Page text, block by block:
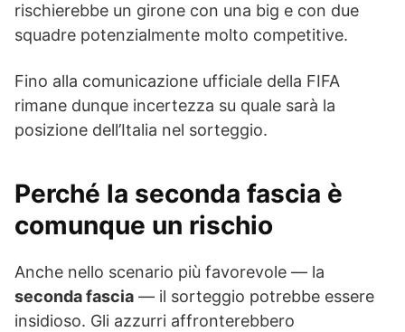
rischierebbe un girone con una big e con due
squadre potenzialmente molto competitive.
Fino alla comunicazione ufficiale della FIFA
rimane dunque incertezza su quale sarà la
posizione dell’Italia nel sorteggio.
Perché la seconda fascia è
comunque un rischio
Anche nello scenario più favorevole — la
seconda fascia — il sorteggio potrebbe essere
insidioso. Gli azzurri affronterebbero